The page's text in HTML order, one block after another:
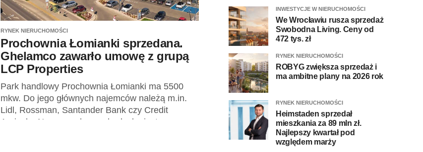
RYNEK NIERUCHOMOŚCI
Prochownia Łomianki sprzedana.
Ghelamco zawarło umowę z grupą
LCP Properties
Park handlowy Prochownia Łomianki ma 5500
mkw. Do jego głównych najemców należą m.in.
Lidl, Rossman, Santander Bank czy Credit
Agricole. Nowym nabywcą budynku jest grupa
INWESTYCJE W NIERUCHOMOŚCI
We Wrocławiu rusza sprzedaż
Swobodna Living. Ceny od
472 tys. zł
RYNEK NIERUCHOMOŚCI
ROBYG zwiększa sprzedaż i
ma ambitne plany na 2026 rok
RYNEK NIERUCHOMOŚCI
Heimstaden sprzedał
mieszkania za 89 mln zł.
Najlepszy kwartał pod
względem marży